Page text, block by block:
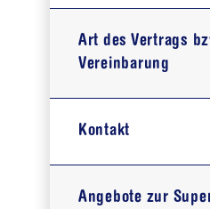
Art des Vertrags
Vereinbarung
Kontakt
Angebote zur